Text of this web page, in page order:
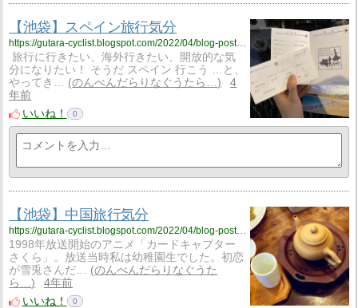
【池袋】スペイン旅行気分
https://gutara-cyclist.blogspot.com/2022/04/blog-post_10.html
旅行に行きたい、海外行きたい、開放的な気
分になりたい！ そうだ スペイン 行こう …と、
やってき…
のんべんだらりなぐうたら…
4
年前
いいね！
0
【池袋】中国旅行気分
https://gutara-cyclist.blogspot.com/2022/04/blog-post_8.html
1998年放送開始のアニメ「カードキャプター
さくら」。放送当時私は幼稚園生でした。初恋
が雪兎さんだ…
のんべんだらりなぐうた
ら…
4年前
いいね！
0